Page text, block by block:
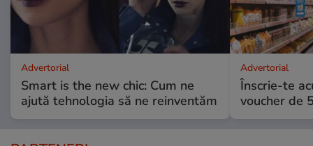
Advertorial
Smart is the new chic: Cum ne
ajută tehnologia să ne reinventăm
Advertorial
Înscrie-te
voucher de